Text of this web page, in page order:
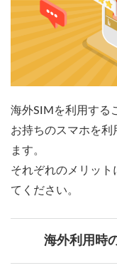
海外SIMを利用する
お持ちのスマホを利
ます。
それぞれのメリット
てください。
海外利用時